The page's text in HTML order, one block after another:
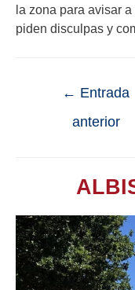
la zona para avisar
piden disculpas y
← Entrada
anterior